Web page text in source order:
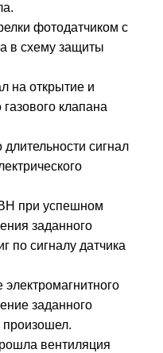
фотодатчиком с
в схему защиты
на открытие и
клапана
сигнал
при успешном
заданного
по сигналу датчика
заданного
вентиляция